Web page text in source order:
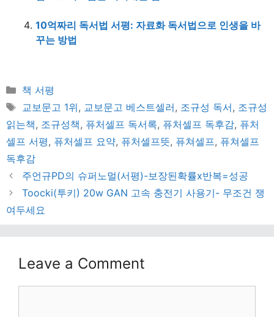
10억짜리 독서법 서평: 자료화 독서법으로 인생을 바
꾸는 방법
Categories
책 서평
Tags
교보문고 1위, 교보문고 베스트셀러, 조규성 독서, 조규성
읽는책, 조규성책, 퓨처셀프 독서록, 퓨처셀프 독후감, 퓨처
셀프 서평, 퓨처셀프 요약, 퓨처셀프뜻, 퓨쳐셀프, 퓨쳐셀프
독후감
주언규PD의 슈퍼노멀(서평)-보장된확률x반복=성공
Toocki(투키) 20w GAN 고속 충전기 사용기- 무조건 쟁
여두세요
Leave a Comment